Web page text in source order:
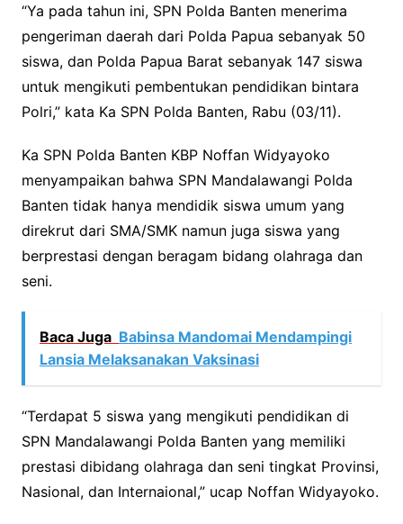
“Ya pada tahun ini, SPN Polda Banten menerima
pengeriman daerah dari Polda Papua sebanyak 50
siswa, dan Polda Papua Barat sebanyak 147 siswa
untuk mengikuti pembentukan pendidikan bintara
Polri,” kata Ka SPN Polda Banten, Rabu (03/11).
Ka SPN Polda Banten KBP Noffan Widyayoko
menyampaikan bahwa SPN Mandalawangi Polda
Banten tidak hanya mendidik siswa umum yang
direkrut dari SMA/SMK namun juga siswa yang
berprestasi dengan beragam bidang olahraga dan
seni.
Baca Juga Babinsa Mandomai Mendampingi
Lansia Melaksanakan Vaksinasi
“Terdapat 5 siswa yang mengikuti pendidikan di
SPN Mandalawangi Polda Banten yang memiliki
prestasi dibidang olahraga dan seni tingkat Provinsi,
Nasional, dan Internaional,” ucap Noffan Widyayoko.